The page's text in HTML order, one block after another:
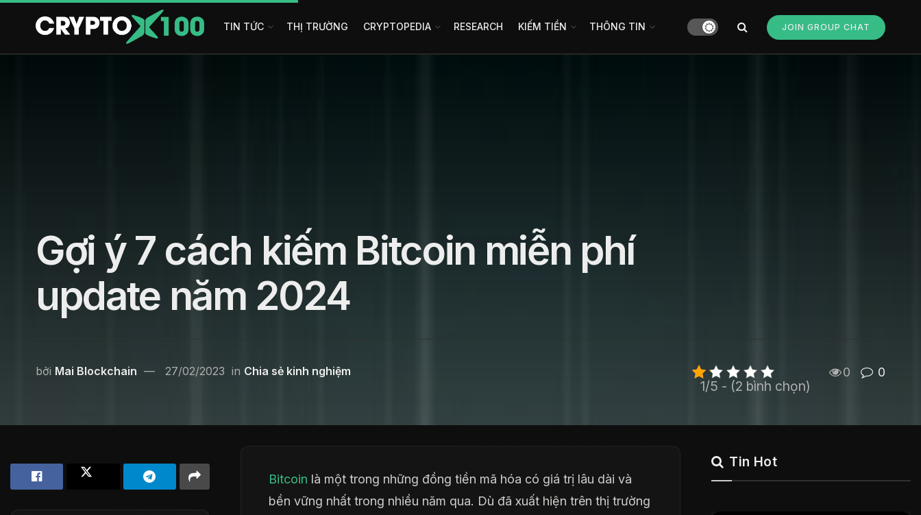
TIN TỨC THỊ TRƯỜNG CRYPTOPEDIA RESEARCH KIẾM TIỀN THÔNG TIN JOIN GROUP CHAT
Gợi ý 7 cách kiếm Bitcoin miễn phí
update năm 2024
bởi Mai Blockchain 27/02/2023 in Chia sẻ kinh nghiệm
1/5 - (2 bình chọn)
0 0
Bitcoin là một trong những đồng tiền mã hóa có giá trị lâu dài và
bền vững nhất trong nhiều năm qua. Dù đã xuất hiện trên thị trường
Tin Hot